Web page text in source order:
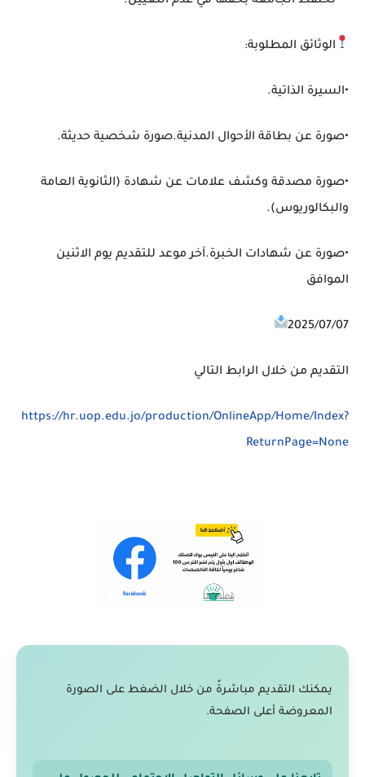
الوثائق المطلوبة:
•السيرة الذاتية.
•صورة عن بطاقة الأحوال المدنية.صورة شخصية حديثة.
•صورة مصدقة وكشف علامات عن شهادة (الثانوية العامة
والبكالوريوس).
•صورة عن شهادات الخبرة.آخر موعد للتقديم يوم الاثنين
الموافق
2025/07/07
التقديم من خلال الرابط التالي
https://hr.uop.edu.jo/production/OnlineApp/Home/Index?
ReturnPage=None
يمكنك التقديم مباشرةً من خلال الضغط على الصورة
المعروضة أعلى الصفحة.